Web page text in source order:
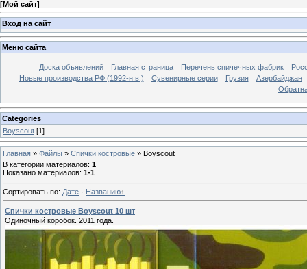
[Мой сайт]
Вход на сайт
Меню сайта
Доска объявлений Главная страница Перечень спичечных фабрик
Новые производства РФ (1992-н.в.)
Сувенирные серии Грузия
Азербайджан
Categories
Boyscout [1]
Главная » Файлы » Спички костровые » Boyscout
В категории материалов: 1
Показано материалов: 1-1
Сортировать по: Дате · Названию
Спички костровые Boyscout 10 шт
Одиночный коробок. 2011 года.